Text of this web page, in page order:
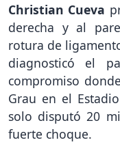
Christian Cueva
derecha y al
rotura de
diagnosticó el
compromiso
Grau en el
solo disputó 20
fuerte choque.